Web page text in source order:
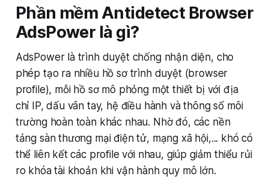
Phần mềm Antidetect Browser
AdsPower là gì?
AdsPower là trình duyệt chống nhận diện, cho
phép tạo ra nhiều hồ sơ trình duyệt (browser
profile), mỗi hồ sơ mô phỏng một thiết bị với địa
chỉ IP, dấu vân tay, hệ điều hành và thông số môi
trường hoàn toàn khác nhau. Nhờ đó, các nền
tảng sàn thương mại điện tử, mạng xã hội,... khó có
thể liên kết các profile với nhau, giúp giảm thiểu rủi
ro khóa tài khoản khi vận hành quy mô lớn.